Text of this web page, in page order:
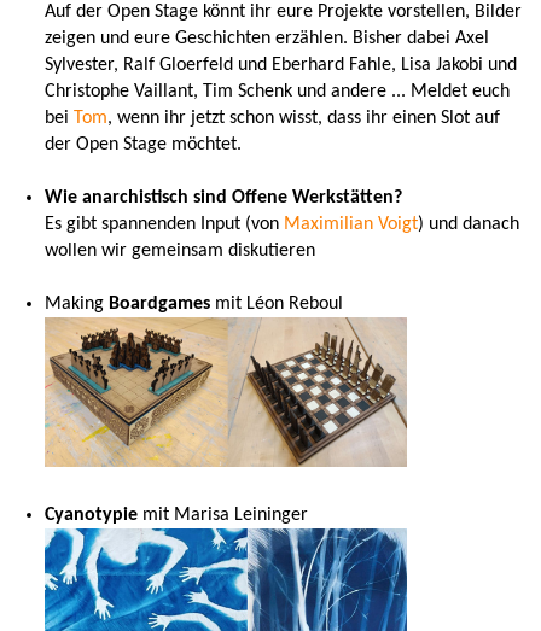
Auf der Open Stage könnt ihr eure Projekte vorstellen, Bilder
zeigen und eure Geschichten erzählen. Bisher dabei Axel
Sylvester, Ralf Gloerfeld und Eberhard Fahle, Lisa Jakobi und
Christophe Vaillant, Tim Schenk und andere ... Meldet euch
bei Tom, wenn ihr jetzt schon wisst, dass ihr einen Slot auf
der Open Stage möchtet.
Wie anarchistisch sind Offene Werkstätten?
Es gibt spannenden Input (von Maximilian Voigt) und danach
wollen wir gemeinsam diskutieren
Making Boardgames mit Léon Reboul
Cyanotypie mit Marisa Leininger